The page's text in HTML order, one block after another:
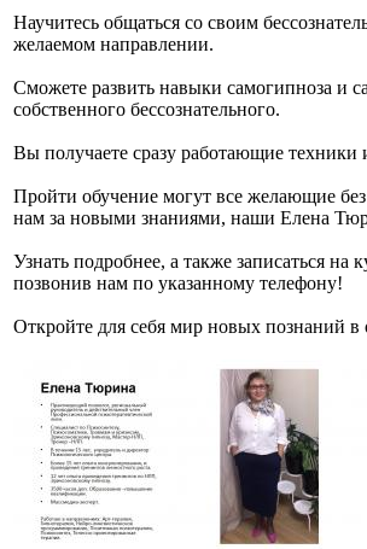
Научитесь общаться со своим
желаемом направлении.
Сможете развить навыки самогипноза и
собственного бессознательного.
Вы получаете сразу работающие техники
Пройти обучение могут все желающие
нам за новыми знаниями, наши Елена
Узнать подробнее, а также записаться
позвонив нам по указанному телефону!
Откройте для себя мир новых познаний в